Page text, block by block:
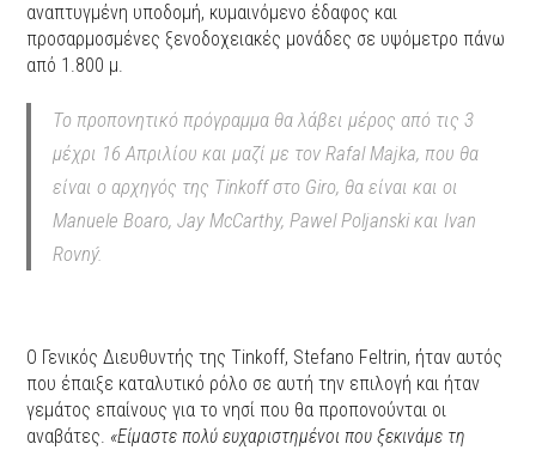
αναπτυγμένη υποδομή, κυμαινόμενο έδαφος και
προσαρμοσμένες ξενοδοχειακές μονάδες σε υψόμετρο πάνω
από 1.800 μ.
Το προπονητικό πρόγραμμα θα λάβει μέρος από τις 3
μέχρι 16 Απριλίου και μαζί με τον Rafal Majka, που θα
είναι ο αρχηγός της Tinkoff στο Giro, θα είναι και οι
Manuele Boaro, Jay McCarthy, Pawel Poljanski και Ivan
Rovný.
O Γενικός Διευθυντής της Tinkoff, Stefano Feltrin, ήταν αυτός
που έπαιξε καταλυτικό ρόλο σε αυτή την επιλογή και ήταν
γεμάτος επαίνους για το νησί που θα προπονούνται οι
αναβάτες. «Είμαστε πολύ ευχαριστημένοι που ξεκινάμε τη